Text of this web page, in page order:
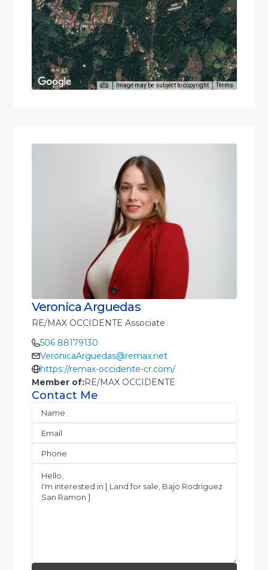
Image may be subject to copyright Terms
Veronica Arguedas
RE/MAX OCCIDENTE Associate
506 88179130
VeronicaArguedas@remax.net
https://remax-occidente-cr.com/
Member of:RE/MAX OCCIDENTE
Contact Me